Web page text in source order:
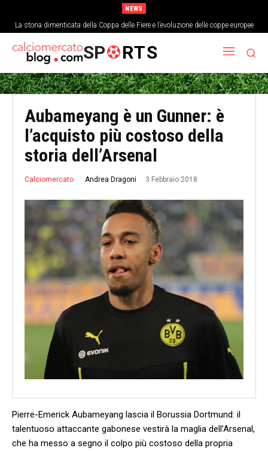
NEWS
La storia dimenticata della Coppa delle Fiere e l’evoluzione delle coppe europee
SP RTS
Aubameyang è un Gunner: è
l’acquisto più costoso della
storia dell’Arsenal
Calciomercato Andrea Dragoni 3 Febbraio 2018
Pierre-Emerick Aubameyang lascia il Borussia Dortmund: il
talentuoso attaccante gabonese vestirà la maglia dell’Arsenal,
che ha messo a segno il colpo più costoso della propria